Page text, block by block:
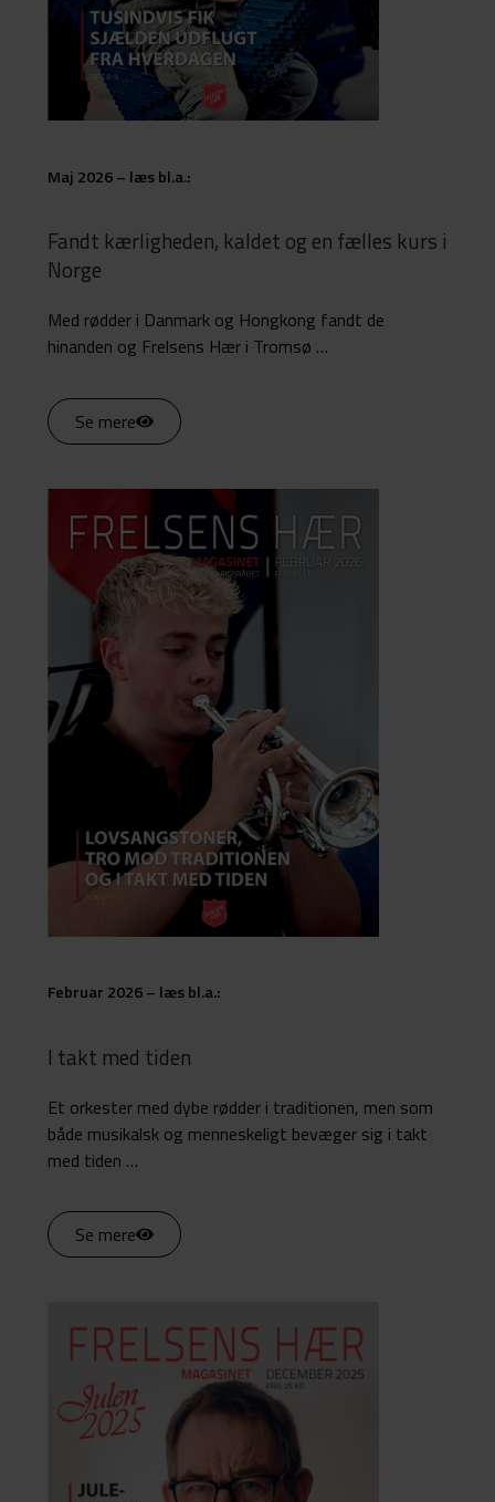
Maj 2026 – læs bl.a.:
Fandt kærligheden, kaldet og en fælles kurs i
Norge
Med rødder i Danmark og Hongkong fandt de
hinanden og Frelsens Hær i Tromsø …
Se mere
Februar 2026 – læs bl.a.:
I takt med tiden
Et orkester med dybe rødder i traditionen, men som
både musikalsk og menneskeligt bevæger sig i takt
med tiden …
Se mere